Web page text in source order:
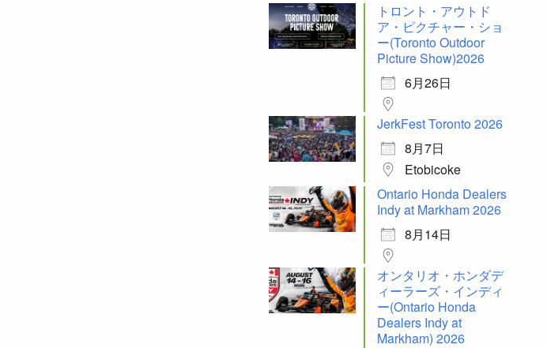
トロント・アウトド
ア・ピクチャー・ショ
ー(Toronto Outdoor
Picture Show)2026
6月26日
JerkFest Toronto 2026
8月7日
Etobicoke
Ontario Honda Dealers
Indy at Markham 2026
8月14日
オンタリオ・ホンダデ
ィーラーズ・インディ
ー(Ontario Honda
Dealers Indy at
Markham) 2026